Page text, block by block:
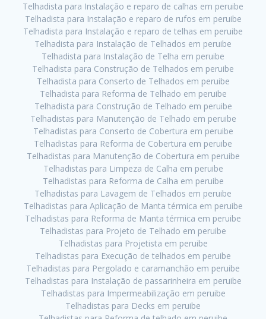
Telhadista para Instalação e reparo de calhas em peruibe
Telhadista para Instalação e reparo de rufos em peruibe
Telhadista para Instalação e reparo de telhas em peruibe
Telhadista para Instalação de Telhados em peruibe
Telhadista para Instalação de Telha em peruibe
Telhadista para Construção de Telhados em peruibe
Telhadista para Conserto de Telhados em peruibe
Telhadista para Reforma de Telhado em peruibe
Telhadista para Construção de Telhado em peruibe
Telhadistas para Manutenção de Telhado em peruibe
Telhadistas para Conserto de Cobertura em peruibe
Telhadistas para Reforma de Cobertura em peruibe
Telhadistas para Manutenção de Cobertura em peruibe
Telhadistas para Limpeza de Calha em peruibe
Telhadistas para Reforma de Calha em peruibe
Telhadistas para Lavagem de Telhados em peruibe
Telhadistas para Aplicação de Manta térmica em peruibe
Telhadistas para Reforma de Manta térmica em peruibe
Telhadistas para Projeto de Telhado em peruibe
Telhadistas para Projetista em peruibe
Telhadistas para Execução de telhados em peruibe
Telhadistas para Pergolado e caramanchão em peruibe
Telhadistas para Instalação de passarinheira em peruibe
Telhadistas para Impermeabilização em peruibe
Telhadistas para Decks em peruibe